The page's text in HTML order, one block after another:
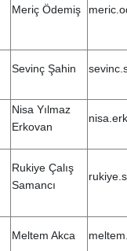
Meriç Ödemiş
Sevinç Şahin
Nisa Yılmaz
Erkovan
Rukiye Çalış
Samancı
Meltem Akca